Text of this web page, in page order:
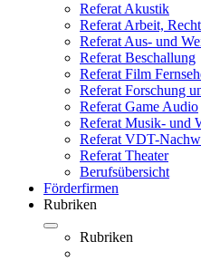
Referat Akustik
Referat Arbeit,
Referat Aus- und
Referat Beschallung
Referat Film
Referat Forschung
Referat Game Audio
Referat Musik- und
Referat VDT-
Referat Theater
Berufsübersicht
Förderfirmen
Rubriken
Rubriken